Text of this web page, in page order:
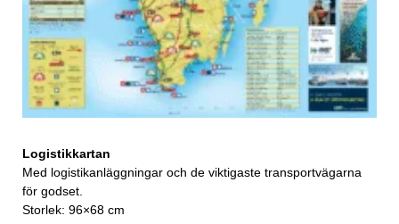
Logistikkartan
Med logistikanläggningar och de viktigaste transportvägarna
för godset.
Storlek: 96×68 cm